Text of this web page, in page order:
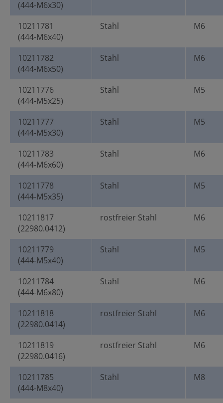
(444-M6x30)
10211781
(444-M6x40)
Stahl M6
10211782
(444-M6x50)
Stahl M6
10211776
(444-M5x25)
Stahl M5
10211777
(444-M5x30)
Stahl M5
10211783
(444-M6x60)
Stahl M6
10211778
(444-M5x35)
Stahl M5
10211817
(22980.0412)
rostfreier Stahl M6
10211779
(444-M5x40)
Stahl M5
10211784
(444-M6x80)
Stahl M6
10211818
(22980.0414)
rostfreier Stahl M6
10211819
(22980.0416)
rostfreier Stahl M6
10211785
(444-M8x40)
Stahl M8